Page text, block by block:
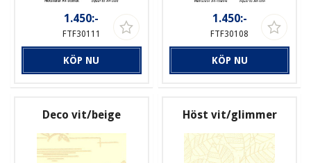
1.450:-
FTF30111
KÖP NU
1.450:-
FTF30108
KÖP NU
Deco vit/beige Höst vit/glimmer